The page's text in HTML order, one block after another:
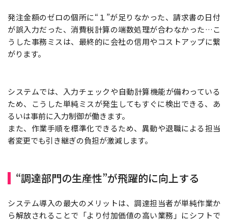
発注金額のゼロの個所に“１”が足りなかった、請求書の日付
が誤入力だった、消費税計算の端数処理が合わなかった…こ
うした事務ミスは、最終的に会社の信用やコストアップに繋
がります。
システムでは、入力チェックや自動計算機能が備わっている
ため、こうした単純ミスが発生してもすぐに検出できる、あ
るいは事前に入力制御が働きます。
また、作業手順を標準化できるため、異動や退職による担当
者変更でも引き継ぎの負担が激減します。
“調達部門の生産性”が飛躍的に向上する
システム導入の最大のメリットは、調達担当者が単純作業か
ら解放されることで「より付加価値の高い業務」にシフトで